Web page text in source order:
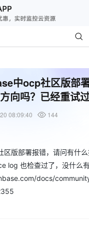
中ocp社区版部
向吗？已经重试
08:09:40
144
版部署报错，请问有什
log 也检查过了，没什么
docs/